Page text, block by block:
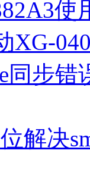
使
XG-
同步错
解决